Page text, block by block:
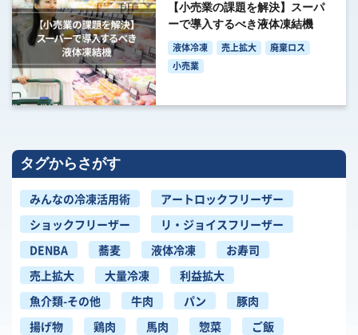
【小売業の課題を解決】スーパ
ーで導入するべき液体凍結機
液体冷凍 売上拡大
廃棄ロス
小売業
タグからさがす
みんなの冷凍活用術
アートロックフリーザー
ショックフリーザー
リ・ジョイスフリーザー
DENBA
蕎麦 液体冷凍
お寿司
売上拡大
大量冷凍
利益拡大
魚介類-その他
牛肉 パン
豚肉
揚げ物
鶏肉 馬肉 惣菜
ご飯